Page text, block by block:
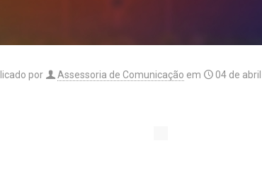
por Assessoria de Comunicação em 04 de